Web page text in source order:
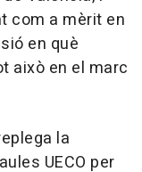
com a mèrit en
en què
això en el marc
la
UECO per